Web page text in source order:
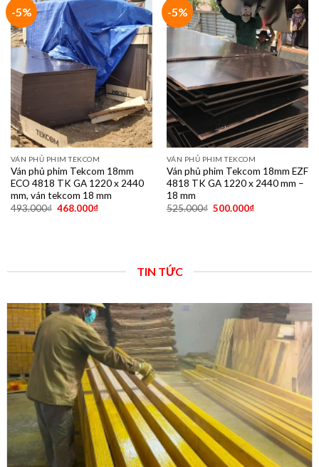
-5%
VÁN PHỦ PHIM TEKCOM
Ván phủ phim Tekcom 18mm
ECO 4818 TK GA 1220 x 2440
mm, ván tekcom 18 mm
493.000₫ 468.000₫
-5%
VÁN PHỦ PHIM TEKCOM
Ván phủ phim Tekcom 18mm EZF
4818 TK GA 1220 x 2440 mm –
18 mm
525.000₫ 500.000₫
TIN TỨC